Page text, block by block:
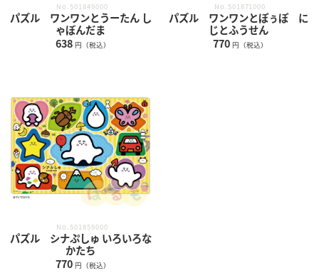
No.501849000
パズル ワンワンとうーたん し
ゃぼんだま
638 円（税込）
No.501871000
パズル ワンワンとぽぅぽ に
じとふうせん
770 円（税込）
No.501859000
パズル シナぷしゅ いろいろな
かたち
770 円（税込）